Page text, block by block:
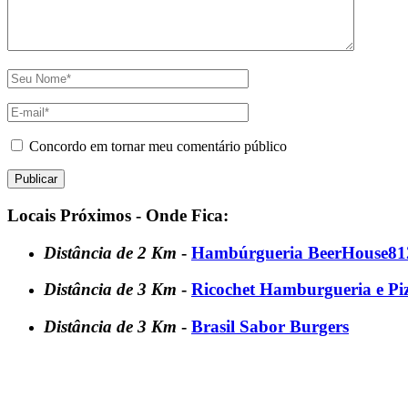
Concordo em tornar meu comentário público
Locais Próximos - Onde Fica:
Distância de 2 Km - Hambúrgueria
Distância de 3 Km - Ricochet Hamburgueria e
Distância de 3 Km - Brasil Sabor Burgers